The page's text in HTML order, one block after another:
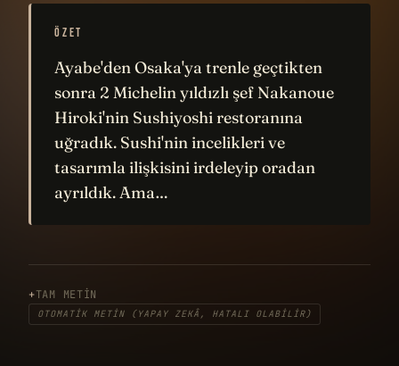
ÖZET
Ayabe'den Osaka'ya trenle geçtikten
sonra 2 Michelin yıldızlı şef Nakanoue
Hiroki'nin Sushiyoshi restoranına
uğradık. Sushi'nin incelikleri ve
tasarımla ilişkisini irdeleyip oradan
ayrıldık. Ama…
TAM METIN
OTOMATIK METIN (YAPAY ZEKÂ, HATALI OLABILIR)